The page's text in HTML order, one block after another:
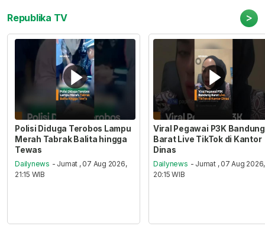
Republika TV >
Polisi Diduga Terobos Lampu
Merah Tabrak Balita hingga
Tewas
Dailynews - Jumat , 07 Aug 2026,
21:15 WIB
Viral Pegawai P3K Bandung
Barat Live TikTok di Kantor
Dinas
Dailynews - Jumat , 07 Aug 2026,
20:15 WIB